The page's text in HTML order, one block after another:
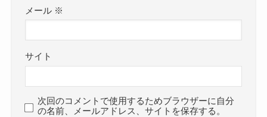
メール ※
サイト
次回のコメントで使用するためブラウザーに自分
の名前、メールアドレス、サイトを保存する。